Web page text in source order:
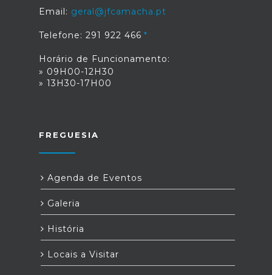
Email: geral@jfcamacha.pt
Telefone: 291 922 466
Horário de Funcionamento:
» 09H00-12H30
» 13H30-17H00
FREGUESIA
Agenda de Eventos
Galeria
História
Locais a Visitar